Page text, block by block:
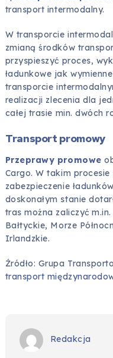
transport intermodalny.
W transporcie
zmianą środków
przyspieszyć proces,
ładunkowe jak
transporcie
realizacji zlecenia dla
całej trasie min. dwóch
Transport promowy
Przeprawy promowe
Cargo. W takim
zabezpieczenie
doskonałym stanie
tras można zaliczyć
Bałtyckie, Morze
Irlandzkie.
Źródło: Grupa
transport
Redakcja